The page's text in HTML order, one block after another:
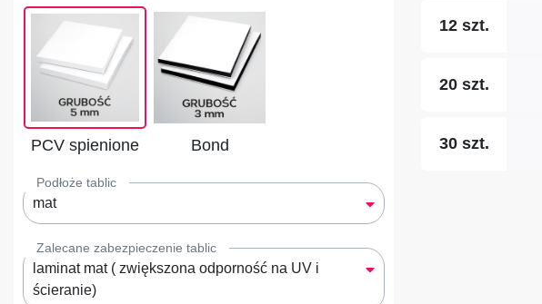
PCV spienione Bond
Podłoże tablic
mat
Zalecane zabezpieczenie tablic
laminat mat ( zwiększona odporność na UV i
ścieranie)
12 szt.
20 szt.
30 szt.